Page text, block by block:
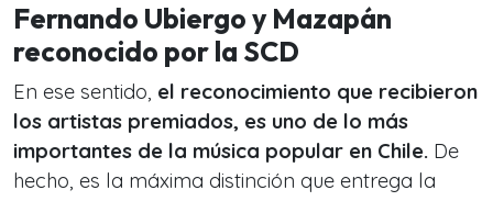
Fernando Ubiergo y Mazapán
reconocido por la SCD
En ese sentido, el reconocimiento que recibieron
los artistas premiados, es uno de lo más
importantes de la música popular en Chile. De
hecho, es la máxima distinción que entrega la